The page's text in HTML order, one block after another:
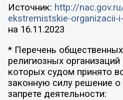
Источник: http://
ekstremistskie-organizacii-
на 16.11.2023
* Перечень
религиозных
которых судом принято
законную силу решение
запрете деятельности: